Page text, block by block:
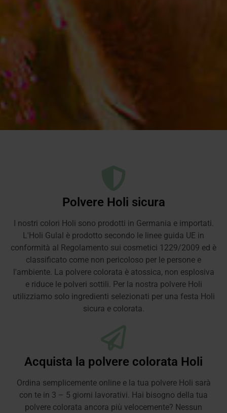
Polvere Holi sicura
I nostri colori Holi sono prodotti in Germania e importati.
L'Holi Gulal è prodotto secondo le linee guida UE in
conformità al Regolamento sui cosmetici 1229/2009 ed è
classificato come non pericoloso per le persone e
l'ambiente. La polvere colorata è atossica, non esplosiva
e riduce le polveri sottili. Per la nostra polvere Holi
utilizziamo solo ingredienti selezionati per una festa Holi
sicura e colorata.
Acquista la polvere colorata Holi
Ordina semplicemente online e la tua polvere Holi sarà
con te in 3 – 5 giorni lavorativi. Hai bisogno della tua
polvere colorata ancora più velocemente? Nessun